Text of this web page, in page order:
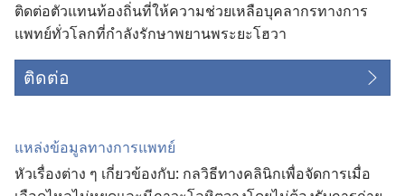
ติด​ต่อ​ตัว​แทน​ท้องถิ่น​ที่​ให้​ความ​ช่วยเหลือ​บุคลากร​ทาง​การ​
แพทย์​ทั่ว​โลก​ที่​กำลัง​รักษา​พยาน​พระ​ยะโฮวา
ติดต่อ
แหล่ง​ข้อมูล​ทาง​การ​แพทย์
หัว​เรื่อง​ต่าง ๆ เกี่ยว​ข้อง​กับ: กล​วิธี​ทาง​คลินิก​เพื่อ​จัด​การ​เมื่อ​